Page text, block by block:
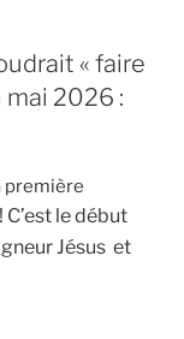
« faire
mai 2026 :
première
C’est le début
Jésus et